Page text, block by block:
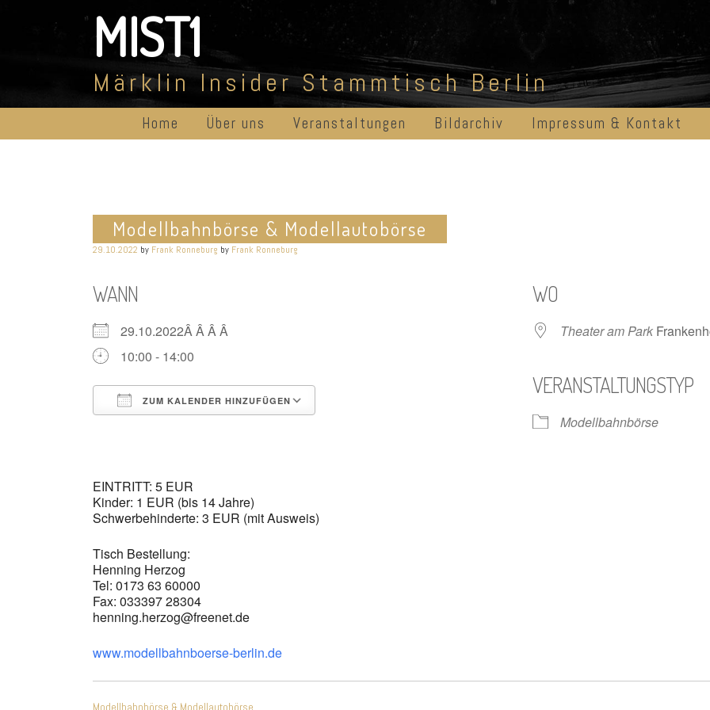
MIST1
Märklin Insider Stammtisch Berlin
Home Über uns Veranstaltungen Bildarchiv Impressum & Kontakt
Modellbahnbörse & Modellautobörse
29.10.2022 by Frank Ronneburg by Frank Ronneburg
WANN
29.10.2022Â Â Â Â
10:00 - 14:00
ZUM KALENDER HINZUFÜGEN
iCalendar
WO
Theater am Park
VERANSTALTUNGSTYP
Modellbahnbörse
EINTRITT: 5 EUR
Kinder: 1 EUR (bis 14 Jahre)
Schwerbehinderte: 3 EUR (mit Ausweis)
Tisch Bestellung:
Henning Herzog
Tel: 0173 63 60000
Fax: 033397 28304
henning.herzog@freenet.de
www.modellbahnboerse-berlin.de
Modellbahnbörse & Modellautobörse